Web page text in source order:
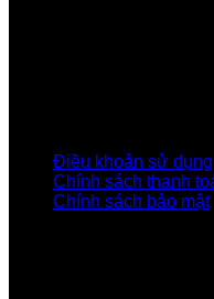
Điều khoản sử dụng
Chính sách thanh
Chính sách bảo mật